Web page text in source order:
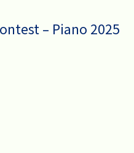
– Piano 2025